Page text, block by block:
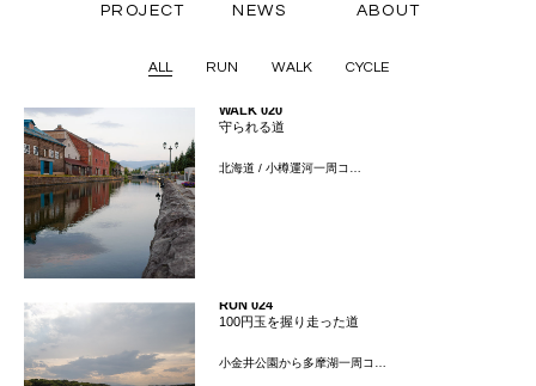
PROJECT
NEWS ABOUT
ALL RUN WALK CYCLE
WALK 020
守られる道
北海道 / 小樽運河一周コ…
RUN 024
100円玉を握り走った道
小金井公園から多摩湖一周コ…